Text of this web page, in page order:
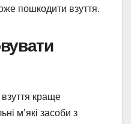
пошкодити взуття.
краще
м’які засоби з